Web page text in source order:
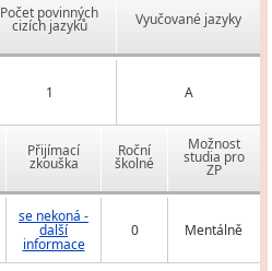
Počet povinných
cizích jazyků Vyučované jazyky
1 A
Přijímací
zkouška
Roční
školné
Možnost
studia pro
ZP
se nekoná -
další
informace
0 Mentálně